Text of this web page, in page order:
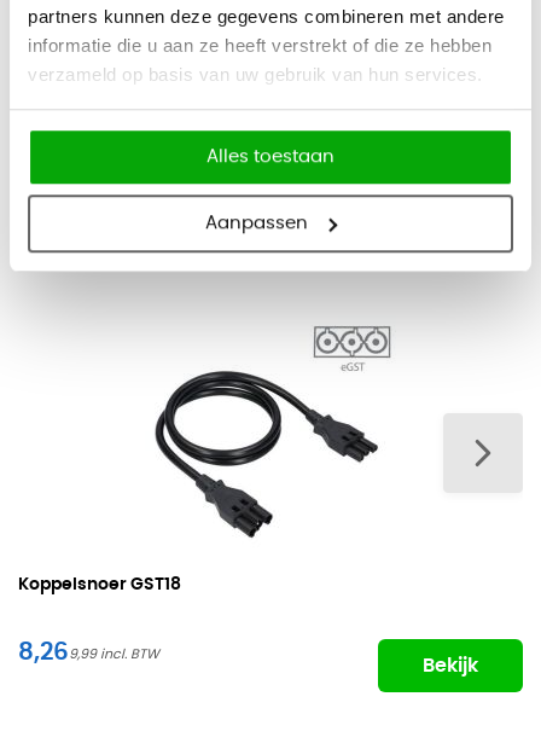
partners kunnen deze gegevens combineren met andere
informatie die u aan ze heeft verstrekt of die ze hebben
verzameld op basis van uw gebruik van hun services.
Alles toestaan
Aanpassen
Merk OfficeCity
Bijbehorende producten
Koppelsnoer GST18
8,269,99
Bekijk